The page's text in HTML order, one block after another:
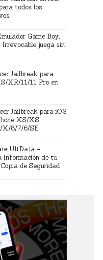
todos los
Game Boy,
juega sin
Jailbreak para
XR/11/11 Pro en
Jailbreak para iOS
XS/XS
X/8/7/6/SE
UltData –
Información de tu
de Seguridad